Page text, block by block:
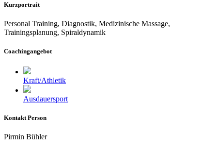
Kurzportrait
Personal Training, Diagnostik, Medizinische Massage,
Trainingsplanung, Spiraldynamik
Coachingangebot
Kraft/Athletik
Ausdauersport
Kontakt Person
Pirmin Bühler